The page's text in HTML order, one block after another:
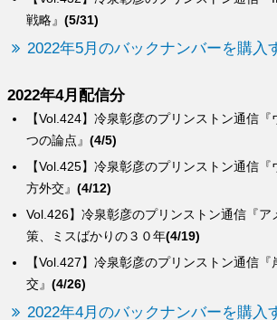
戦略』(5/31)
2022年5月のバックナンバーを購入
2022年4月配信分
【Vol.427】冷泉彰彦のプリンストン通信
交』(4/26)
Vol.426】冷泉彰彦のプリンストン通信『ア
策、ミスばかりの３０年(4/19)
【Vol.425】冷泉彰彦のプリンストン通信
方外交』(4/12)
【Vol.424】冷泉彰彦のプリンストン通信『
つの論点』(4/5)
2022年4月のバックナンバーを購入